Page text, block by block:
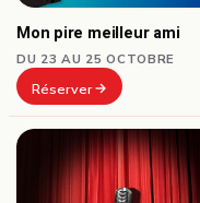
Mon pire meilleur ami
DU 23 AU 25 OCTOBRE
Réserver